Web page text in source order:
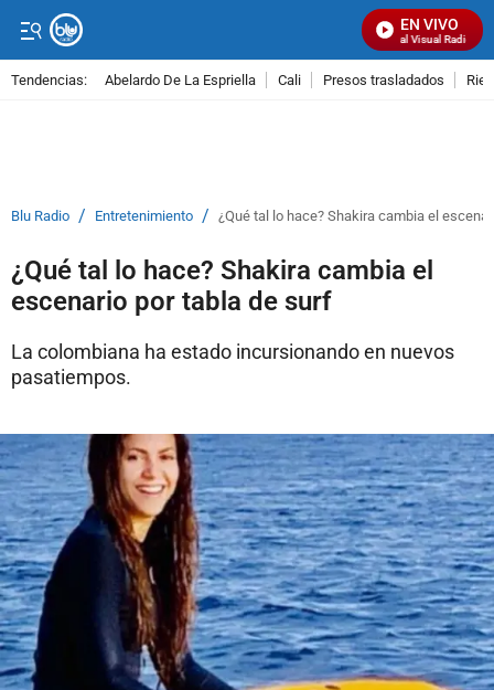
EN VIVO
Señal Visual Radio
Tendencias: Abelardo De La Espriella Cali Presos trasladados
Blu Radio / Entretenimiento / ¿Qué tal lo hace? Shakira cambia el
¿Qué tal lo hace? Shakira cambia el
escenario por tabla de surf
La colombiana ha estado incursionando en nuevos
pasatiempos.